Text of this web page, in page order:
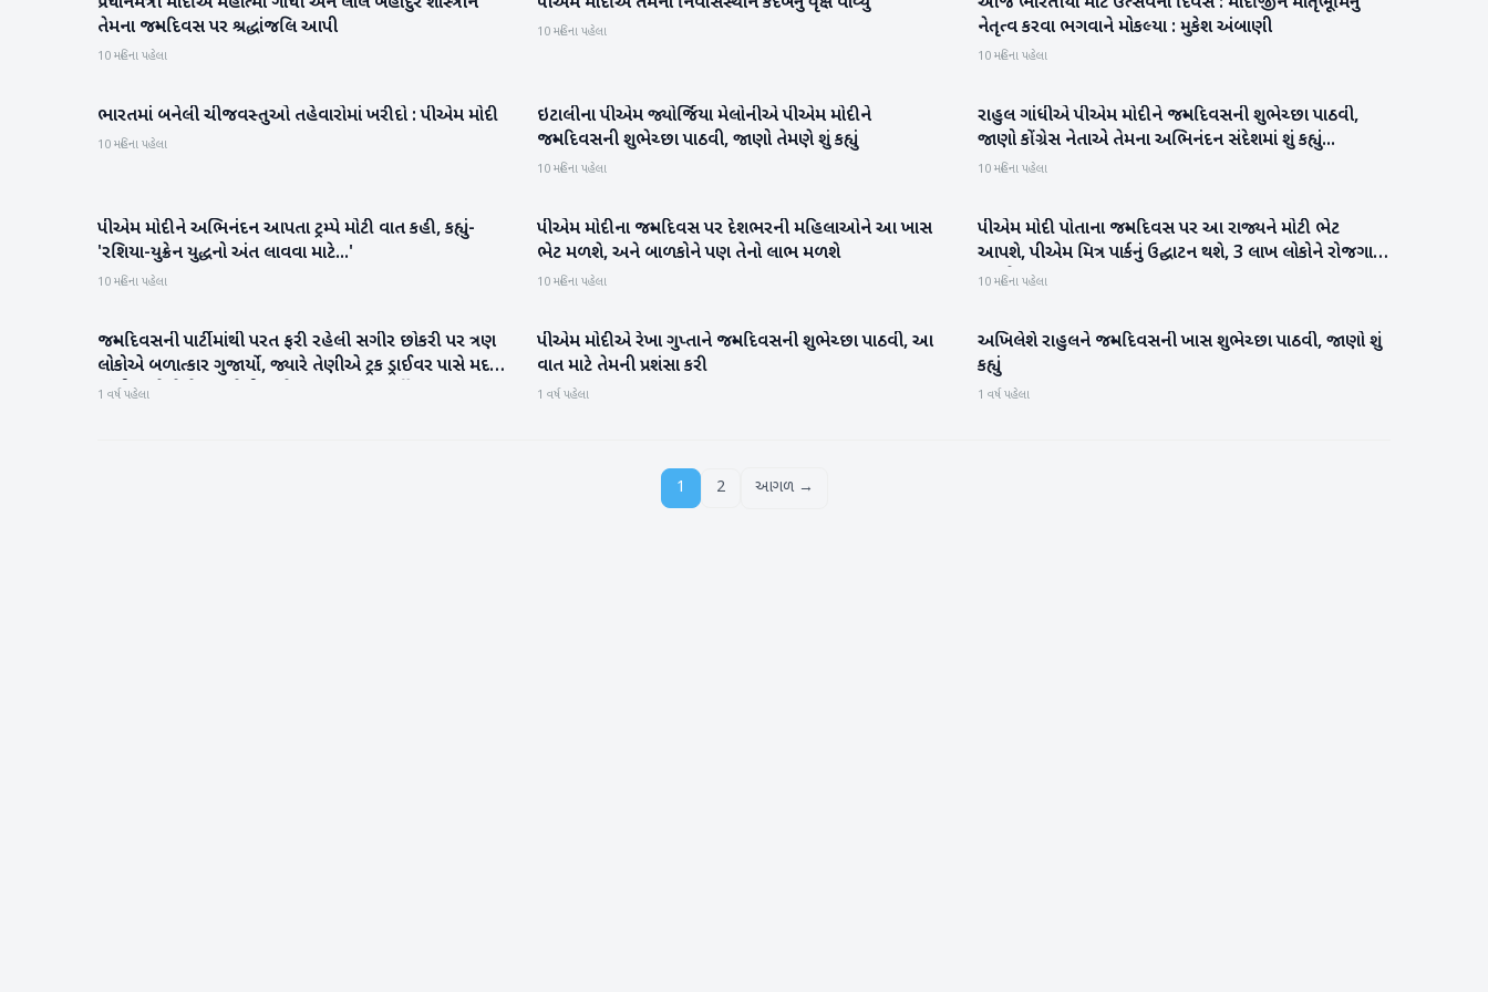
તેમના જન્મદિવસ પર શ્રદ્ધાંજલિ આપી
10 મહિના પહેલા
10 મહિના પહેલા
નેતૃત્‍વ કરવા ભગવાને મોકલ્‍યા : મુકેશ અંબાણી
10 મહિના પહેલા
રાષ્ટ્રીય
ભારતમાં બનેલી ચીજવસ્‍તુઓ તહેવારોમાં ખરીદો : પીએમ મોદી
10 મહિના પહેલા
રાષ્ટ્રીય
ઇટાલીના પીએમ જ્યોર્જિયા મેલોનીએ પીએમ મોદીને
જન્મદિવસની શુભેચ્છા પાઠવી, જાણો તેમણે શું કહ્યું
10 મહિના પહેલા
રાષ્ટ્રીય
રાહુલ ગાંધીએ પીએમ મોદીને જન્મદિવસની શુભેચ્છા પાઠવી,
જાણો કોંગ્રેસ નેતાએ તેમના અભિનંદન સંદેશમાં શું કહ્યું...
10 મહિના પહેલા
રાષ્ટ્રીય
પીએમ મોદીને અભિનંદન આપતા ટ્રમ્પે મોટી વાત કહી, કહ્યું-
'રશિયા-યુક્રેન યુદ્ધનો અંત લાવવા માટે...'
10 મહિના પહેલા
રાષ્ટ્રીય
પીએમ મોદીના જન્મદિવસ પર દેશભરની મહિલાઓને આ ખાસ
ભેટ મળશે, અને બાળકોને પણ તેનો લાભ મળશે
10 મહિના પહેલા
રાષ્ટ્રીય
પીએમ મોદી પોતાના જન્મદિવસ પર આ રાજ્યને મોટી ભેટ
આપશે, પીએમ મિત્ર પાર્કનું ઉદ્ઘાટન થશે, 3 લાખ લોકોને રોજગાર
મળશે
10 મહિના પહેલા
રાષ્ટ્રીય
જન્મદિવસની પાર્ટીમાંથી પરત ફરી રહેલી સગીર છોકરી પર ત્રણ
લોકોએ બળાત્કાર ગુજાર્યો, જ્યારે તેણીએ ટ્રક ડ્રાઈવર પાસે મદદ
માંગી ત્યારે તેણે પણ તેની સાથે બળાત્કાર ગુજાર્યો
1 વર્ષ પહેલા
રાષ્ટ્રીય
પીએમ મોદીએ રેખા ગુપ્તાને જન્મદિવસની શુભેચ્છા પાઠવી, આ
વાત માટે તેમની પ્રશંસા કરી
1 વર્ષ પહેલા
રાષ્ટ્રીય
અખિલેશે રાહુલને જન્મદિવસની ખાસ શુભેચ્છા પાઠવી, જાણો શું
કહ્યું
1 વર્ષ પહેલા
1 2 આગળ →